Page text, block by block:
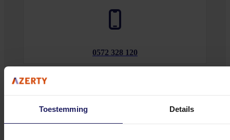
Toestemming Details
0572 328 120
Klantenservice@azerty.nl